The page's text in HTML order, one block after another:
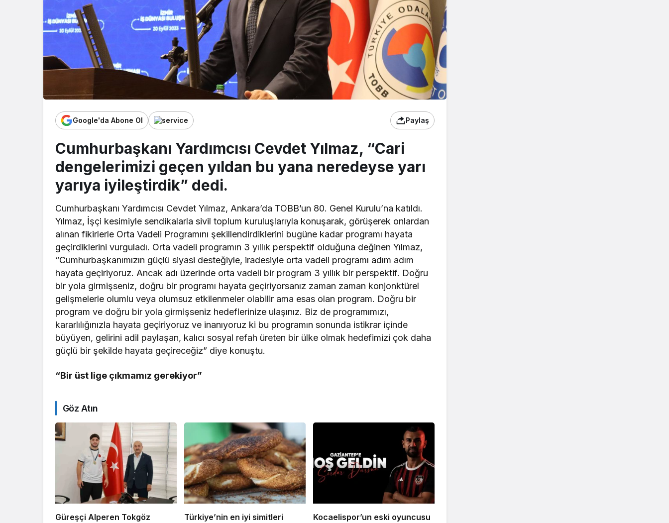
Google'da Abone Ol Paylaş
Cumhurbaşkanı Yardımcısı Cevdet Yılmaz, “Cari
dengelerimizi geçen yıldan bu yana neredeyse yarı
yarıya iyileştirdik” dedi.
Cumhurbaşkanı Yardımcısı Cevdet Yılmaz, Ankara’da TOBB’un 80. Genel Kurulu’na katıldı.
Yılmaz, İşçi kesimiyle sendikalarla sivil toplum kuruluşlarıyla konuşarak, görüşerek onlardan
alınan fikirlerle Orta Vadeli Programını şekillendirdiklerini bugüne kadar programı hayata
geçirdiklerini vurguladı. Orta vadeli programın 3 yıllık perspektif olduğuna değinen Yılmaz,
“Cumhurbaşkanımızın güçlü siyasi desteğiyle, iradesiyle orta vadeli programı adım adım
hayata geçiriyoruz. Ancak adı üzerinde orta vadeli bir program 3 yıllık bir perspektif. Doğru
bir yola girmişseniz, doğru bir programı hayata geçiriyorsanız zaman zaman konjonktürel
gelişmelerle olumlu veya olumsuz etkilenmeler olabilir ama esas olan program. Doğru bir
program ve doğru bir yola girmişseniz hedeflerinize ulaşınız. Biz de programımızı,
kararlılığınızla hayata geçiriyoruz ve inanıyoruz ki bu programın sonunda istikrar içinde
büyüyen, gelirini adil paylaşan, kalıcı sosyal refah üreten bir ülke olmak hedefimizi çok daha
güçlü bir şekilde hayata geçireceğiz” diye konuştu.
“Bir üst lige çıkmamız gerekiyor”
Göz Atın
Güreşçi Alperen Tokgöz
Türkiye’nin en iyi simitleri
Kocaelispor’un eski oyuncusu